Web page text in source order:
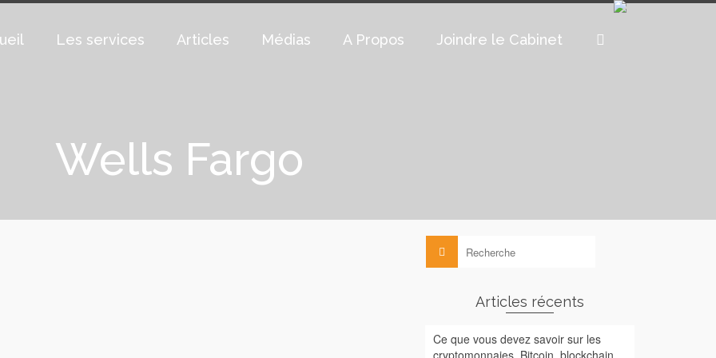
Les services Articles Médias A Propos Joindre le Cabinet
Wells Fargo
Articles récents
Ce que vous devez savoir sur les
cryptomonnaies, Bitcoin, blockchain